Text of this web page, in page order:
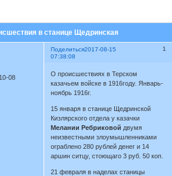
в станице Щедринская
Поделиться 1
2017-08-15
07:38:08
08
О происшествиях в Терском
казачьем войске в 1916году. Январь-
ноябрь 1916г.
15 января в станице Щедринской
Кизлярского отдела у казачки
Мелании Ребриковой двумя
неизвестными злоумышленниками
ограблено 280 рублей денег и 14
аршин ситцу, стоющаго 3 руб. 50 коп.
21 февраля в наделах станицы